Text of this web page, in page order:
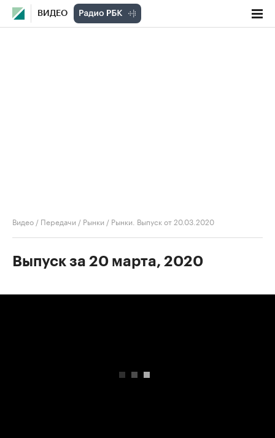
ВИДЕО
Видео / Передачи / Рынки / Рынки. Выпуск от 20.03.2020
Выпуск за 20 марта, 2020